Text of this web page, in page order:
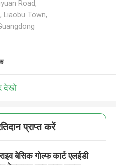
Road,
Liaobu Town,
देखो
प्राप्त करें
बेसिक गोल्फ कार्ट एलईडी